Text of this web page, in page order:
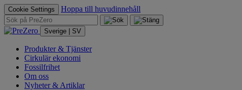
Cookie Settings Hoppa till huvudinnehåll
Sverige | SV
Produkter & Tjänster
Cirkulär ekonomi
Fossilfrihet
Om oss
Nyheter & Artiklar